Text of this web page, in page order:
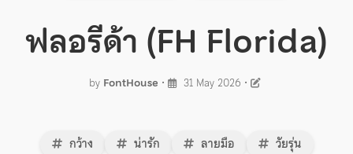
ฟลอรีด้า (FH Florida)
by FontHouse • 31 May 2026 •
กว้าง น่ารัก ลายมือ
วัยรุ่น